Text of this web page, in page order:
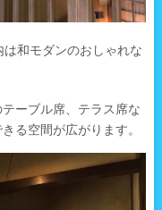
和モダンのおしゃれな
ーブル席、テラス席な
る空間が広がります。